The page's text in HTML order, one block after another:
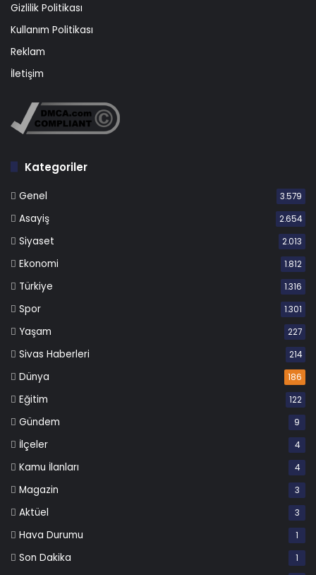
Gizlilik Politikası
Kullanım Politikası
Reklam
İletişim
Kategoriler
Genel 3.579
Asayiş 2.654
Siyaset 2.013
Ekonomi 1.812
Türkiye 1.316
Spor 1.301
Yaşam 227
Sivas Haberleri 214
Dünya 186
Eğitim 122
Gündem 9
İlçeler 4
Kamu İlanları 4
Magazin 3
Aktüel 3
Hava Durumu 1
Son Dakika 1